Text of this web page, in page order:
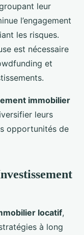
leur
l’engagement
les risques.
est nécessaire
et
immobilier
leurs
opportunités de
locatif,
à long